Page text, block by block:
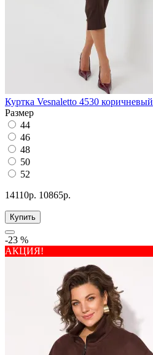
Куртка Vesnaletto 4530 коричневый
Размер
44
46
48
50
52
14110р. 10865р.
Купить
-23 %
АКЦИЯ!